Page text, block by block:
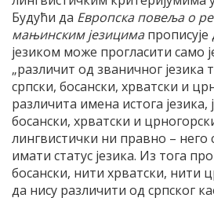
Будући да Европска повеља о
мањинским језицима
језиком може прогласити само
„различит од званичног језика
српски, босански, хрватски и
различита имена истога језика,
босански, хрватски и
лингвистички ни правно – него
имати статус језика. Из тога
босански, нити хрватски, нити
да нису различити од српског